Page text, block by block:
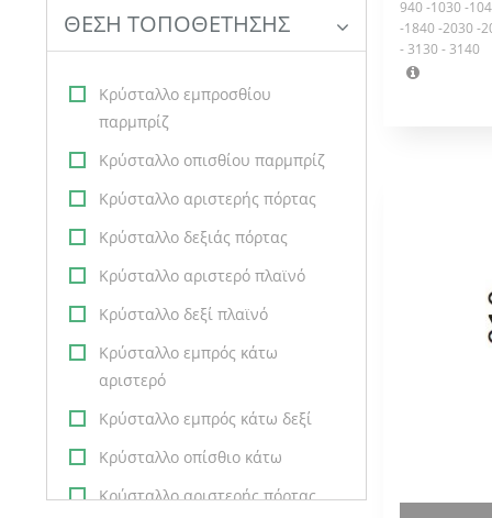
5000 N LOCHMANN
5010 N LOCHMANN
5020 N
5025 N
5000 N
6000 - 6010
6020
6 MC
6 D
6 R
6 M
6030
ΘΕΣΗ ΤΟΠΟΘΕΤΗΣΗΣ
Κρύσταλλο εμπροσθίου
παρμπρίζ
Κρύσταλλο οπισθίου παρμπρίζ
Κρύσταλλο αριστερής πόρτας
Κρύσταλλο δεξιάς πόρτας
Κρύσταλλο αριστερό πλαϊνό
Κρύσταλλο δεξί πλαϊνό
Κρύσταλλο εμπρός κάτω
αριστερό
Κρύσταλλο εμπρός κάτω δεξί
Κρύσταλλο οπίσθιο κάτω
Κρύσταλλο αριστερής πόρτας
940 -1030 -
-1840 -2030 -
- 3130 - 3140